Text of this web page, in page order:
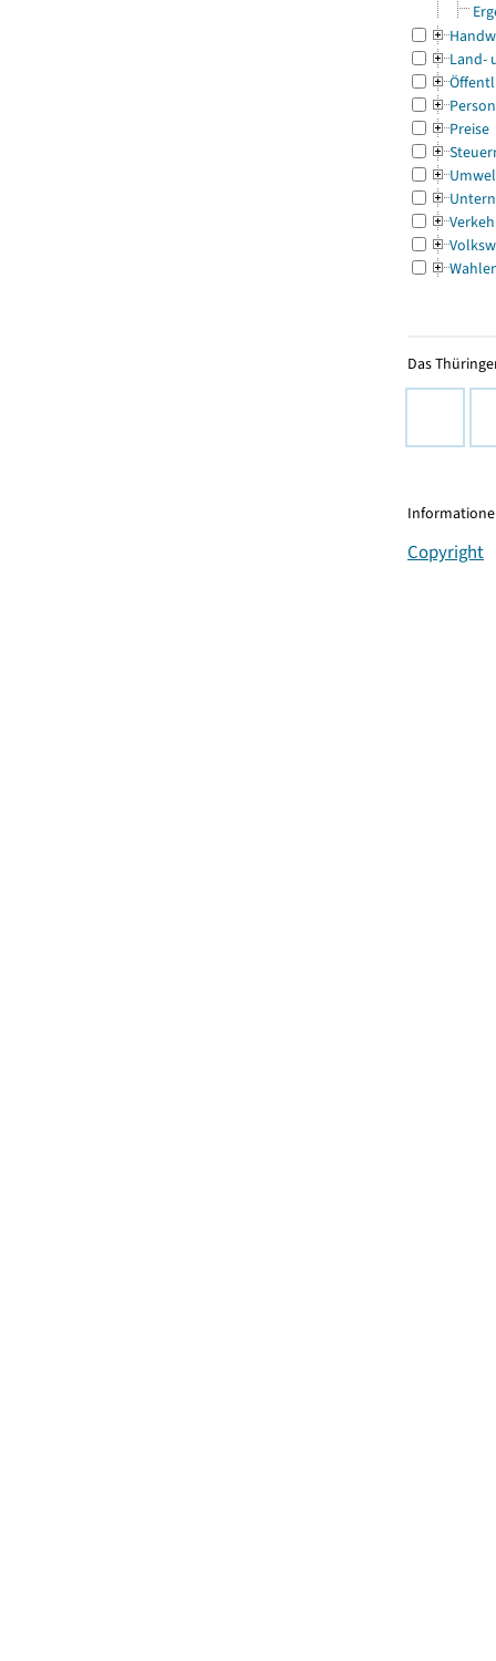
Land-
Preise
Das
Copyright